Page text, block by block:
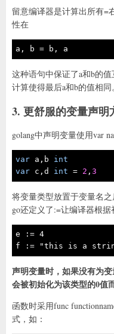
留意编译器是计算出所有=
性在
a, b = b, a
这种语句中保证了a和b的
计算使得最后a和b的值相同。
3. 更舒服的变量声明
golang中声明变量使用var
var a,b int
var c,d int = 2 ,3
将变量类型放置于变量名之
go还定义了:=让编译器根
e := 4
f := "this is a
声明变量时，如果没有为
会被初始化为该类型的0值
函数时采用func
式，如：